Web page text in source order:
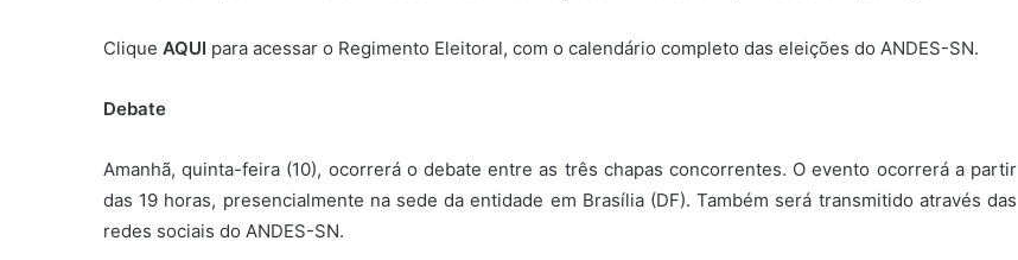
Clique AQUI para acessar o Regimento Eleitoral, com o calendário completo das eleições do ANDES-SN.
Debate
Amanhã, quinta-feira (10), ocorrerá o debate entre as três chapas concorrentes. O evento ocorrerá a partir
das 19 horas, presencialmente na sede da entidade em Brasília (DF). Também será transmitido através das
redes sociais do ANDES-SN.